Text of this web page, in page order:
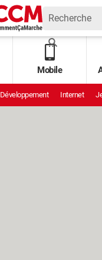
Mobile
Développement Internet